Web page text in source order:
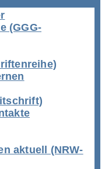
(GGG-
aktuell (NRW-